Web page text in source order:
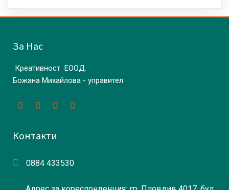
За Нас
Креативност ЕООД.
Божана Михайлова - управител
Контакти
0884 433530